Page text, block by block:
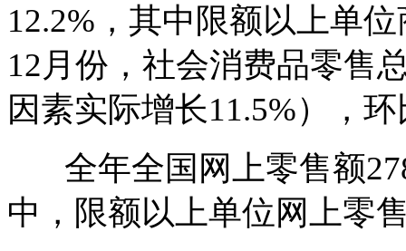
12.2%，其中限额以上单
12月份，社会消费品零售
因素实际增长11.5%），
全年全国网上零售额
中，限额以上单位网上零